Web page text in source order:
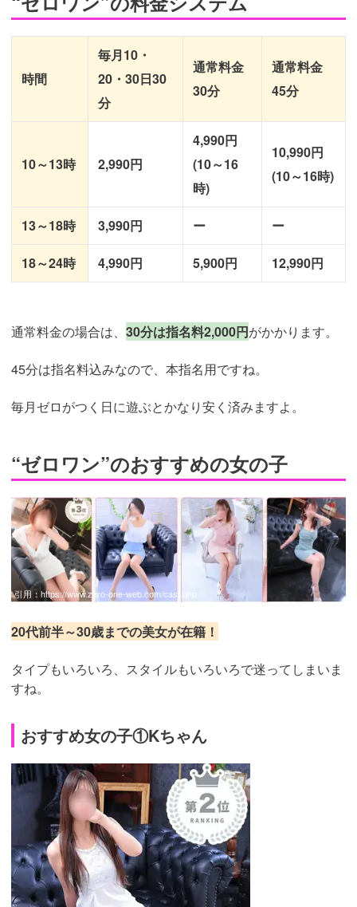
時間
毎月10・
20・30日30
分
通常料金
30分
通常料金
45分
10～13時 2,990円
4,990円
(10～16
時)
10,990円
(10～16時)
13～18時 3,990円 ー ー
18～24時 4,990円 5,900円 12,990円
通常料金の場合は、 30分は指名料2,000円がかかります。
45分は指名料込みなので、本指名用ですね。
毎月ゼロがつく日に遊ぶとかなり安く済みますよ。
“ゼロワン”のおすすめの女の子
引用： https://www.zero-one-web.com/cast.php
20代前半～30歳までの美女が在籍！
タイプもいろいろ、スタイルもいろいろで迷ってしまいま
すね。
おすすめ女の子①Kちゃん